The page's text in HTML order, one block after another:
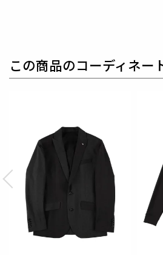
レーヨン5% ポリウレタン2%
別布 : コットン100%
です。
一見ウールのような見え方をす
素材です。
オックスと鹿の子のような異な
仕様にてコンビ使いしています。
この商品のコーディネー